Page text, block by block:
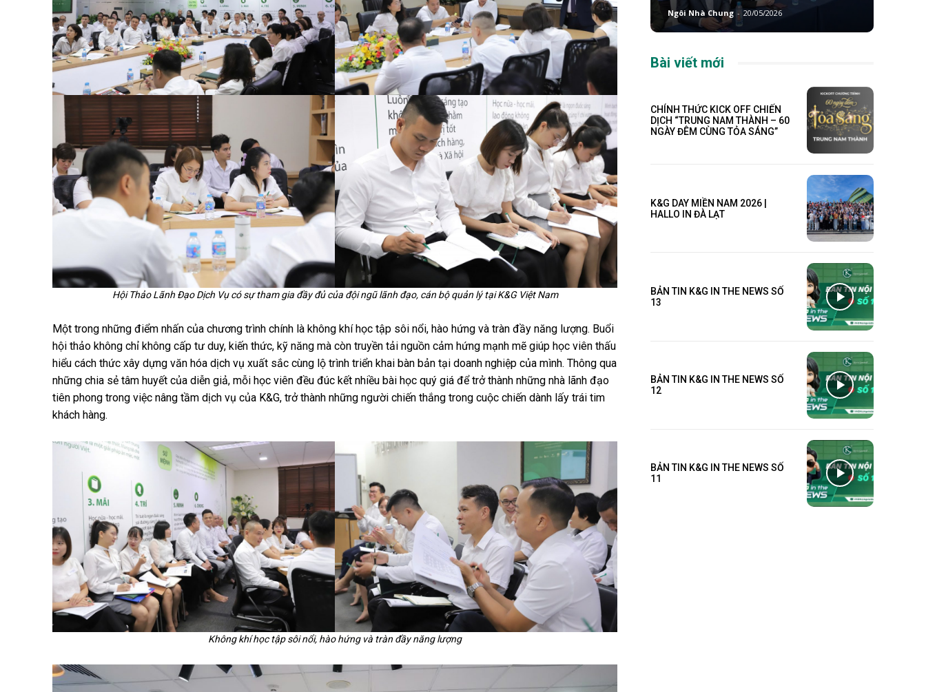
Hội Thảo Lãnh Đạo Dịch Vụ có sự tham gia đầy đủ của đội ngũ lãnh đạo, cán bộ quản lý tại K&G Việt Nam
Một trong những điểm nhấn của chương trình chính là không khí học tập sôi nổi, hào hứng và tràn đầy năng lượng. Buổi
hội thảo không chỉ không cấp tư duy, kiến thức, kỹ năng mà còn truyền tải nguồn cảm hứng mạnh mẽ giúp học viên thấu
hiểu cách thức xây dựng văn hóa dịch vụ xuất sắc cùng lộ trình triển khai bàn bản tại doanh nghiệp của mình. Thông qua
những chia sẻ tâm huyết của diễn giả, mỗi học viên đều đúc kết nhiều bài học quý giá để trở thành những nhà lãnh đạo
tiên phong trong việc nâng tầm dịch vụ của K&G, trở thành những người chiến thắng trong cuộc chiến dành lấy trái tim
khách hàng.
Không khí học tập sôi nổi, hào hứng và tràn đầy năng lượng
Ngôi Nhà Chung - 20/05/2026
Bài viết mới
CHÍNH THỨC KICK OFF CHIẾN
DỊCH “TRUNG NAM THÀNH – 60
NGÀY ĐÊM CÙNG TỎA SÁNG”
K&G DAY MIỀN NAM 2026 |
HALLO IN ĐÀ LẠT
BẢN TIN K&G IN THE NEWS SỐ
13
BẢN TIN K&G IN THE NEWS SỐ
12
BẢN TIN K&G IN THE NEWS SỐ
11